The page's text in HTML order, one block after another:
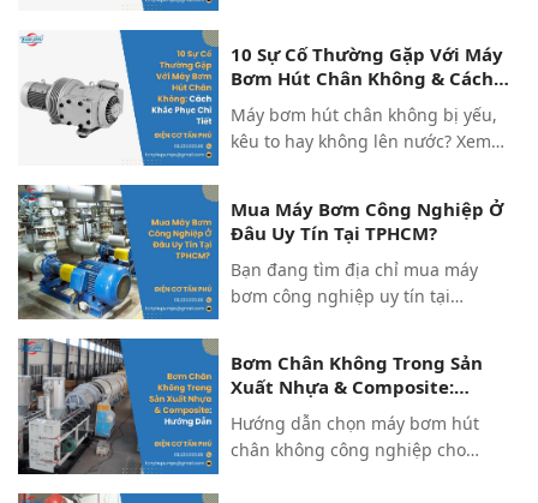
Tấn Phú. Xem ngay!
10 Sự Cố Thường Gặp Với Máy
Bơm Hút Chân Không & Cách
Khắc Phục
Máy bơm hút chân không bị yếu,
kêu to hay không lên nước? Xem
chuyên gia Điện Cơ Tấn Phú.
Mua Máy Bơm Công Nghiệp Ở
Đâu Uy Tín Tại TPHCM?
Bạn đang tìm địa chỉ mua máy
bơm công nghiệp uy tín tại
thuật, bảo hành dài hạn. Click xem
ngay!
Bơm Chân Không Trong Sản
Xuất Nhựa & Composite:
Hướng Dẫn
Hướng dẫn chọn máy bơm hút
chân không công nghiệp cho